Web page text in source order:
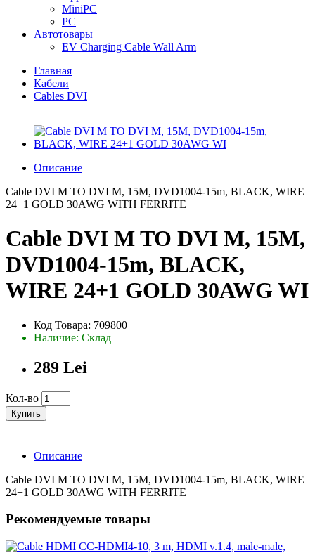
MiniPC
PC
Автотовары
EV Charging Cable Wall Arm
Главная
Кабели
Cables DVI
Описание
Cable DVI M TO DVI M, 15M, DVD1004-15m, BLACK, WIRE
24+1 GOLD 30AWG WITH FERRITE
Cable DVI M TO DVI M, 15M,
DVD1004-15m, BLACK,
WIRE 24+1 GOLD 30AWG WI
Код Товара: 709800
Наличие: Склад
289 Lei
Кол-во
Купить
Описание
Cable DVI M TO DVI M, 15M, DVD1004-15m, BLACK, WIRE
24+1 GOLD 30AWG WITH FERRITE
Рекомендуемые товары